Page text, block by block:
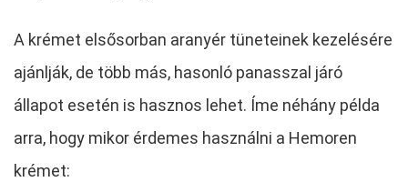
A krémet elsősorban aranyér tüneteinek kezelésére
ajánlják, de több más, hasonló panasszal járó
állapot esetén is hasznos lehet. Íme néhány példa
arra, hogy mikor érdemes használni a Hemoren
krémet: